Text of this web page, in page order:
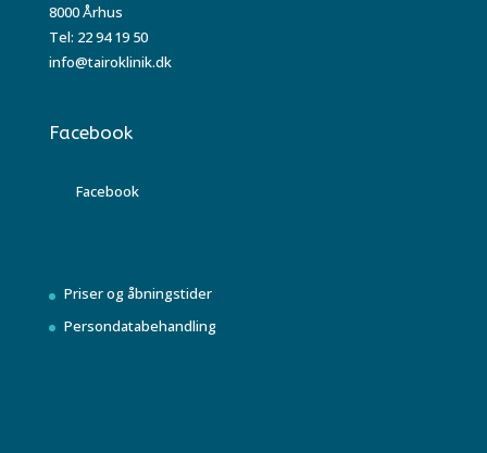
8000 Århus
Tel: 22 94 19 50
info@tairoklinik.dk
Facebook
Facebook
Priser og åbningstider
Persondatabehandling